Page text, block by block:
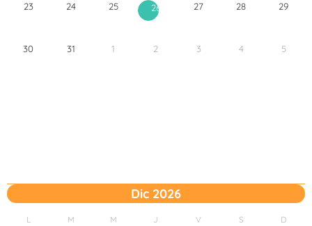
23 24 25 26 27 28 29
30 31 1 2 3 4 5
Dic 2026
L M M J V S D